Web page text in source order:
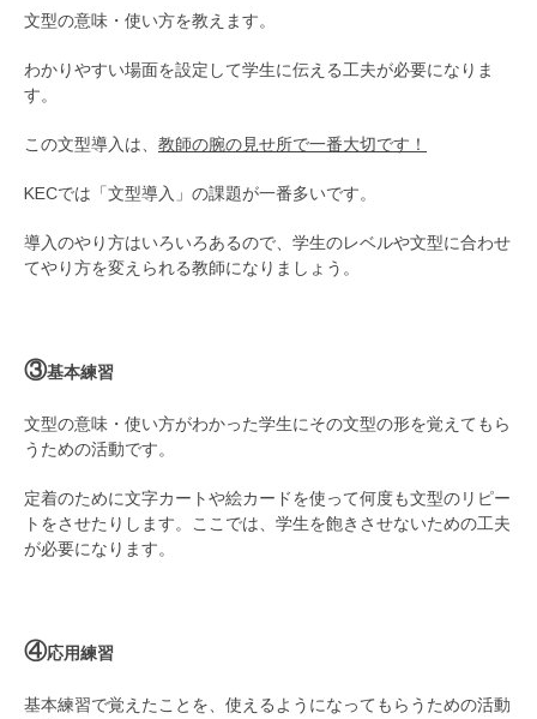
文型の意味・使い方を教えます。
わかりやすい場面を設定して学生に伝える工夫が必要になりま
す。
この文型導入は、 教師の腕の見せ所で一番大切です！
KECでは「文型導入」の課題が一番多いです。
導入のやり方はいろいろあるので、学生のレベルや文型に合わせ
てやり方を変えられる教師になりましょう。
③基本練習
文型の意味・使い方がわかった学生にその文型の形を覚えてもら
うための活動です。
定着のために文字カートや絵カードを使って何度も文型のリピー
トをさせたりします。ここでは、学生を飽きさせないための工夫
が必要になります。
④応用練習
基本練習で覚えたことを、使えるようになってもらうための活動